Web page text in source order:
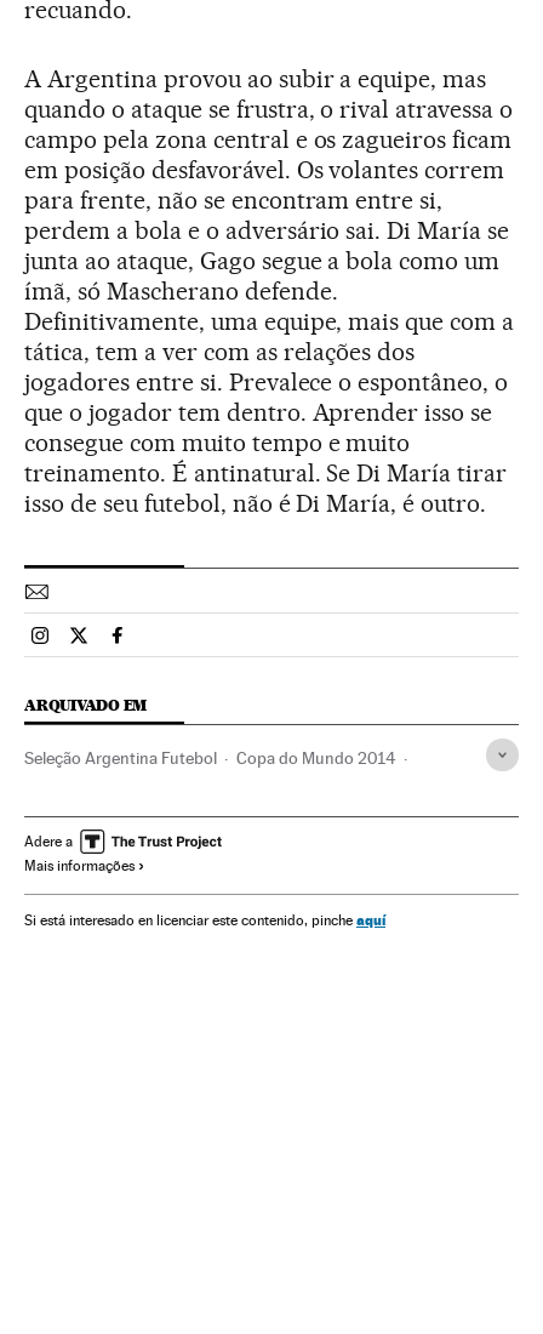
recuando.
A Argentina provou ao subir a equipe, mas
quando o ataque se frustra, o rival atravessa o
campo pela zona central e os zagueiros ficam
em posição desfavorável. Os volantes correm
para frente, não se encontram entre si,
perdem a bola e o adversário sai. Di María se
junta ao ataque, Gago segue a bola como um
ímã, só Mascherano defende.
Definitivamente, uma equipe, mais que com a
tática, tem a ver com as relações dos
jogadores entre si. Prevalece o espontâneo, o
que o jogador tem dentro. Aprender isso se
consegue com muito tempo e muito
treinamento. É antinatural. Se Di María tirar
isso de seu futebol, não é Di María, é outro.
Esportes El País Brasil en Instagram
Esportes El País Brasil en Twitter
Esportes El País Brasil en Facebook
ARQUIVADO EM
Seleção Argentina Futebol Copa do Mundo 2014
Seleções esportivas Fase final
Campeonato mundial
Adere a
Mais informações
Si está interesado en licenciar este contenido, pinche aquí